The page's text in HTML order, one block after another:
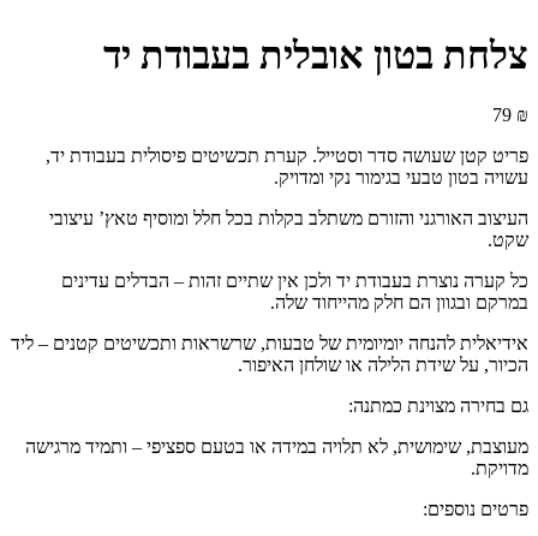
צלחת בטון אובלית בעבודת יד
79 ₪
פריט קטן שעושה סדר וסטייל. קערת תכשיטים פיסולית בעבודת יד,
עשויה בטון טבעי בגימור נקי ומדויק.
העיצוב האורגני והזורם משתלב בקלות בכל חלל ומוסיף טאץ’ עיצובי
שקט.
כל קערה נוצרת בעבודת יד ולכן אין שתיים זהות – הבדלים עדינים
במרקם ובגוון הם חלק מהייחוד שלה.
אידיאלית להנחה יומיומית של טבעות, שרשראות ותכשיטים קטנים – ליד
הכיור, על שידת הלילה או שולחן האיפור.
גם בחירה מצוינת כמתנה:
מעוצבת, שימושית, לא תלויה במידה או בטעם ספציפי – ותמיד מרגישה
מדויקת.
פרטים נוספים: